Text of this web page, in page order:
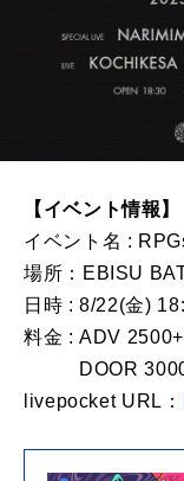
【イベント情報】
イベント名 :
場所：EBISU
日時 : 8/22(金)
料金 : ADV
DOOR
livepocket URL：